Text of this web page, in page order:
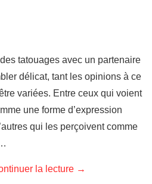
tatouages avec un partenaire
délicat, tant les opinions à ce
variées. Entre ceux qui voient
une forme d’expression
qui les perçoivent comme
la lecture →